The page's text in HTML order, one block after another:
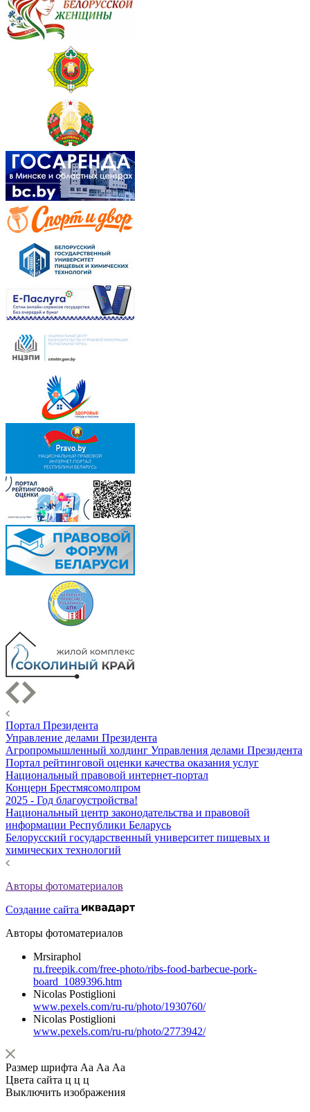
Портал Президента
Управление делами Президента
Агропромышленный холдинг Управления делами Президента
Портал рейтинговой оценки качества оказания услуг
Национальный правовой интернет-портал
Концерн Брестмясомолпром
2025 - Год благоустройства!
Национальный центр законодательства и правовой
информации Республики Беларусь
Белорусский государственный университет пищевых и
химических технологий
Авторы фотоматериалов
Создание сайта
Авторы фотоматериалов
Mrsiraphol
ru.freepik.com/free-photo/ribs-food-barbecue-pork-
board_1089396.htm
Nicolas Postiglioni
www.pexels.com/ru-ru/photo/1930760/
Nicolas Postiglioni
www.pexels.com/ru-ru/photo/2773942/
Размер шрифта Аа Аа Аа
Цвета сайта ц ц ц
Выключить изображения